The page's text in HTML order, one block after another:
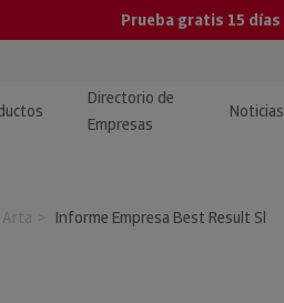
Prueba gratis 15 días
Directorio de
Empresas
Noticias
y tutoriales
Arta Informe Empresa Best Result Sl